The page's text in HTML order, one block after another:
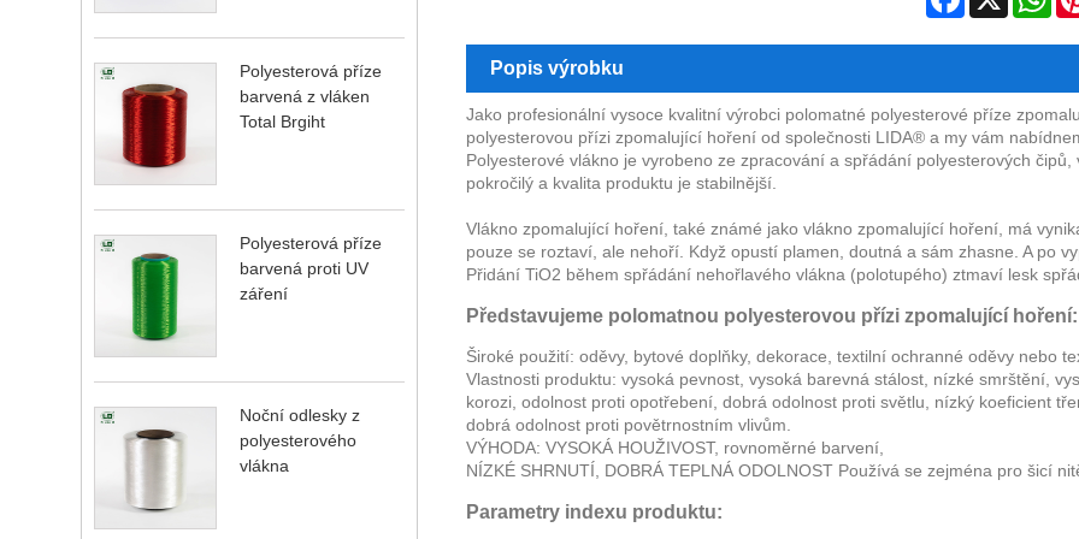
Polyesterová příze
barvená z vláken
Total Brgiht
Polyesterová příze
barvená proti UV
záření
Noční odlesky z
polyesterového
vlákna
Popis výrobku
Jako profesionální vysoce kvalitní výrobci polomatné polyesterové příze
polyesterovou přízi zpomalující hoření od společnosti LIDA® a my vám
Polyesterové vlákno je vyrobeno ze zpracování a spřádání polyesterových
pokročilý a kvalita produktu je stabilnější.
Vlákno zpomalující hoření, také známé jako vlákno zpomalující hoření, má
pouze se roztaví, ale nehoří. Když opustí plamen, doutná a sám zhasne. A po
Přidání TiO2 během spřádání nehořlavého vlákna (polotupého) ztmaví lesk
Představujeme polomatnou polyesterovou přízi zpomalující hoření:
Široké použití: oděvy, bytové doplňky, dekorace, textilní ochranné oděvy nebo
Vlastnosti produktu: vysoká pevnost, vysoká barevná stálost, nízké smrštění,
korozi, odolnost proti opotřebení, dobrá odolnost proti světlu, nízký koeficient
dobrá odolnost proti povětrnostním vlivům.
VÝHODA: VYSOKÁ HOUŽIVOST, rovnoměrné barvení,
NÍZKÉ SHRNUTÍ, DOBRÁ TEPLNÁ ODOLNOST Používá se zejména pro šicí
Parametry indexu produktu: